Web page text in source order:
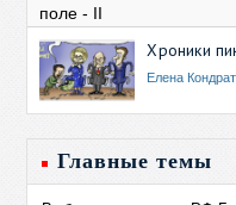
Хроники
Елена
Главные темы